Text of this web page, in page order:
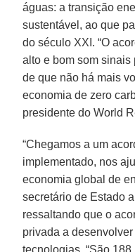
águas: a transição
sustentável, ao que
do século XXI. “O
alto e bom som
de que não há mais
economia de zero
presidente do World
“Chegamos a um
implementado, nos
economia global de
secretário de Estado
ressaltando que o
privada a
tecnologias. “São